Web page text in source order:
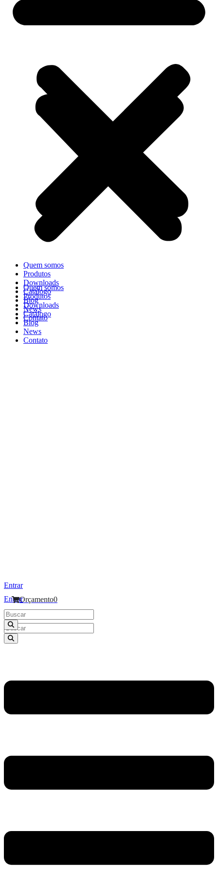
Quem somos
Produtos
Downloads
Catálogo
Blog
News
Contato
Entrar
Orçamento
Quem somos
Produtos
Downloads
Catálogo
Blog
News
Contato
Entrar
Orçamento0